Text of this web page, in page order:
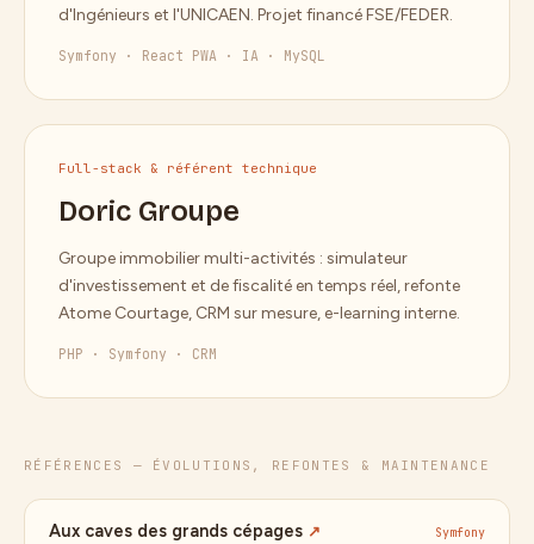
d'Ingénieurs et l'UNICAEN. Projet financé FSE/FEDER.
Symfony · React PWA · IA · MySQL
Full-stack & référent technique
Doric Groupe
Groupe immobilier multi-activités : simulateur
d'investissement et de fiscalité en temps réel, refonte
Atome Courtage, CRM sur mesure, e-learning interne.
PHP · Symfony · CRM
RÉFÉRENCES — ÉVOLUTIONS, REFONTES & MAINTENANCE
Aux caves des grands cépages ↗ Symfony